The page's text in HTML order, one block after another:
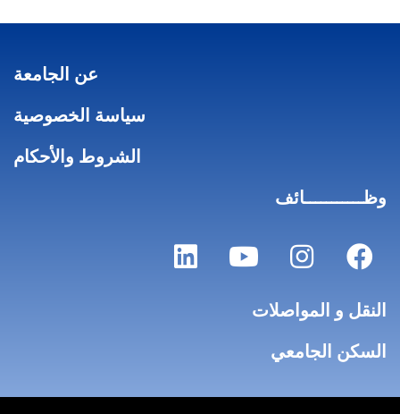
عن الجامعة
سياسة الخصوصية
الشروط والأحكام
وظـــــــــــائف
النقل و المواصلات
السكن الجامعي